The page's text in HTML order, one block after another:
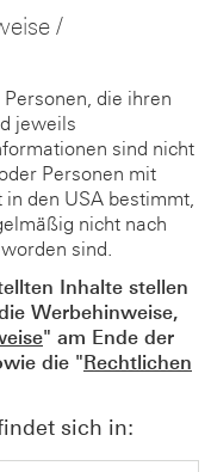
/
die ihren
jeweils
sind nicht
Personen mit
den USA bestimmt,
nicht nach
sind.
Inhalte stellen
Werbehinweise,
" am Ende der
die "Rechtlichen
sich in: